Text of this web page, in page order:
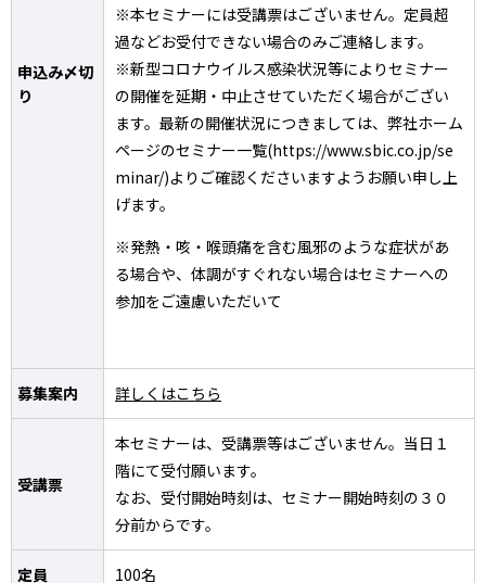
申込み〆切
り
※本セミナーには受講票はございません。定員超
過などお受付できない場合のみご連絡します。
※新型コロナウイルス感染状況等によりセミナー
の開催を延期・中止させていただく場合がござい
ます。最新の開催状況につきましては、弊社ホーム
ページのセミナー一覧(https://www.sbic.co.jp/se
minar/)よりご確認くださいますようお願い申し上
げます。
※発熱・咳・喉頭痛を含む風邪のような症状があ
る場合や、体調がすぐれない場合はセミナーへの
参加をご遠慮いただいて
募集案内 詳しくはこちら
受講票
本セミナーは、受講票等はございません。当日１
階にて受付願います。
なお、受付開始時刻は、セミナー開始時刻の３０
分前からです。
定員 100名